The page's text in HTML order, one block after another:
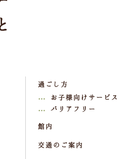
過ごし方
お子様向けサービス
バリアフリー
館内
交通のご案内